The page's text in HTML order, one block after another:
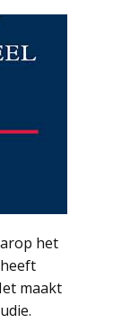
het
maakt